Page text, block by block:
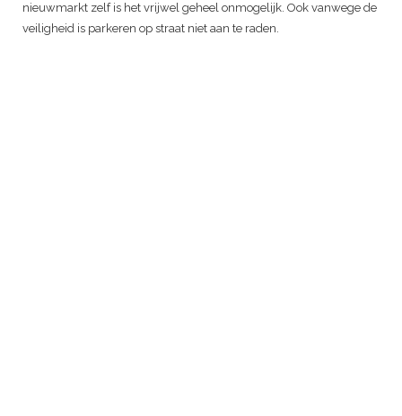
nieuwmarkt zelf is het vrijwel geheel onmogelijk. Ook vanwege de
veiligheid is parkeren op straat niet aan te raden.